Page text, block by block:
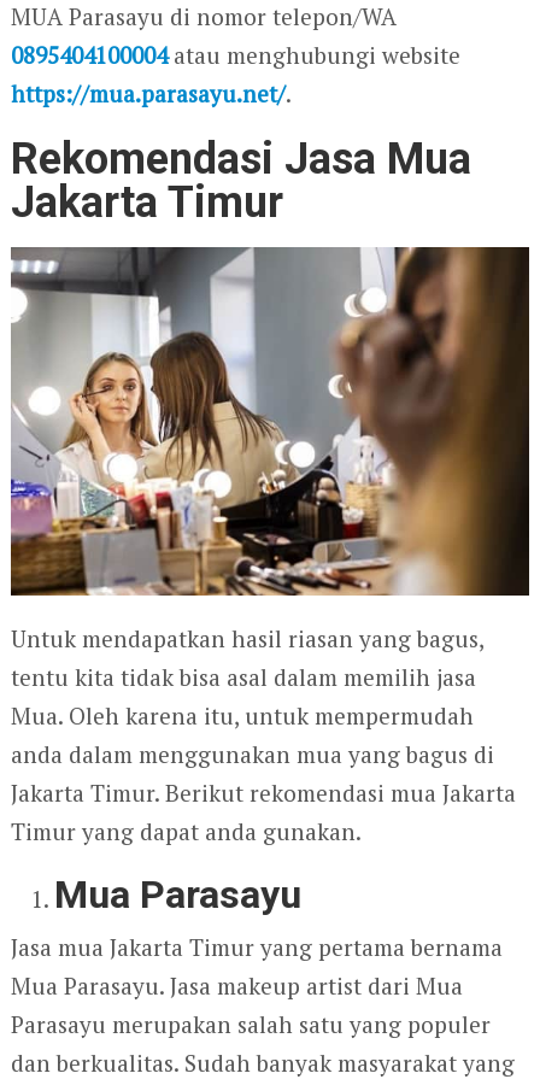
MUA Parasayu di nomor telepon/WA
0895404100004atau menghubungi website
https://mua.parasayu.net/.
Rekomendasi Jasa Mua
Jakarta Timur
Untuk mendapatkan hasil riasan yang bagus,
tentu kita tidak bisa asal dalam memilih jasa
Mua. Oleh karena itu, untuk mempermudah
anda dalam menggunakan mua yang bagus di
Jakarta Timur. Berikut rekomendasi mua Jakarta
Timur yang dapat anda gunakan.
Mua Parasayu
Jasa mua Jakarta Timur yang pertama bernama
Mua Parasayu. Jasa makeup artist dari Mua
Parasayu merupakan salah satu yang populer
dan berkualitas. Sudah banyak masyarakat yang